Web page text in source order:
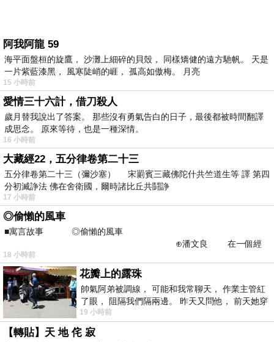
阿我阿龍 59
海平面盤桓的旋鷹， 沙灘上細碎的貝殼， 同樣矯健的遠方馳帆。 天是
一片紫藍漆黑， 風寒陡峭的崕， 孤高如傲梅。 月亮
15 小時前
愛情三十六計，借刀殺人
歲月替我說出了答案。 那些沒有勇氣告白的日子，最後都被時間翻譯
成思念。 原來等待，也是一種深情。
16 小時前
大藏經22，五分律卷第二十三
五分律卷第二十三（彌沙塞） 宋罽賓三藏佛陀什共竺道生等 譯 第四
分初滅諍法 佛在舍衛國，爾時諸比丘共鬪諍
17 小時前
◎偷懶的風車
■寓言故事 ◎偷懶的風車
⊕潘文良 在一個經
常颳風的山丘上—&m
18 小時前
花瓣上的露珠
帥氣阿弟被調線， 可能和我常聊天， 作業主管紅
了眼， 阻隔我們隔兩邊。 昨天又問他， 前天她穿
什麼顏色衣服， 不經
19 小時前
【轉貼】天 地 侘 寂